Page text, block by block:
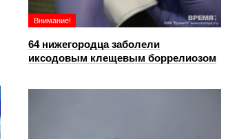
Внимание!
64 нижегородца заболели
иксодовым клещевым боррелиозом